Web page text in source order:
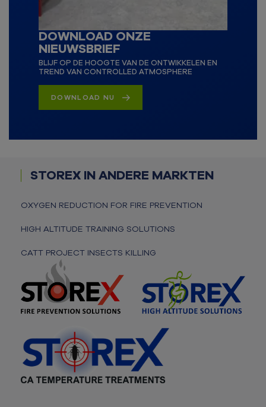
DOWNLOAD ONZE
NIEUWSBRIEF
BLIJF OP DE HOOGTE VAN DE ONTWIKKELEN EN
TREND VAN CONTROLLED ATMOSPHERE
DOWNLOAD NU
STOREX IN ANDERE MARKTEN
OXYGEN REDUCTION FOR FIRE PREVENTION
HIGH ALTITUDE TRAINING SOLUTIONS
CATT PROJECT INSECTS KILLING